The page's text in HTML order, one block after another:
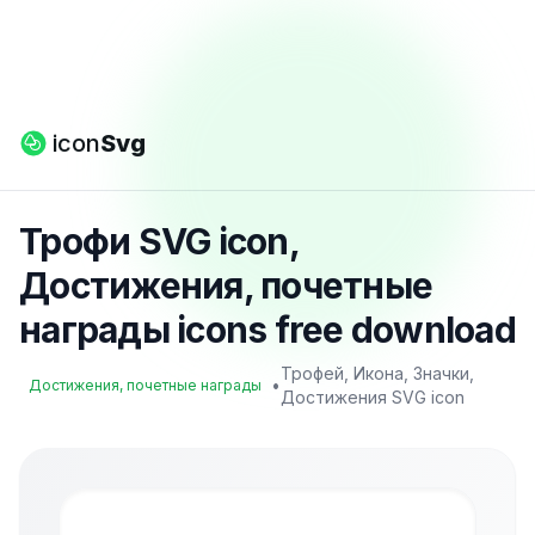
iconSvg
Трофи SVG icon,
Достижения, почетные
награды icons free download
Достижения, почетные награды •
Трофей, Икона, Значки,
Достижения SVG icon